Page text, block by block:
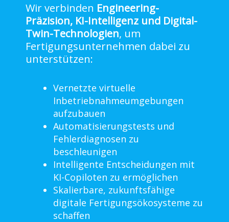
Wir verbinden Engineering-
Präzision, KI-Intelligenz und Digital-
Twin-Technologien, um
Fertigungsunternehmen dabei zu
unterstützen:
Vernetzte virtuelle
Inbetriebnahmeumgebungen
aufzubauen
Automatisierungstests und
Fehlerdiagnosen zu
beschleunigen
Intelligente Entscheidungen mit
KI-Copiloten zu ermöglichen
Skalierbare, zukunftsfähige
digitale Fertigungsökosysteme zu
schaffen